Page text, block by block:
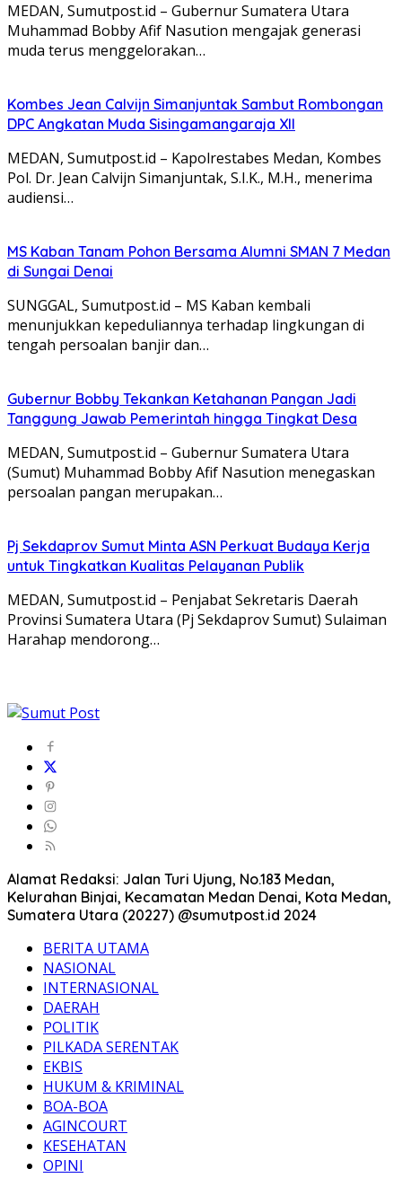
MEDAN, Sumutpost.id – Gubernur Sumatera Utara
Muhammad Bobby Afif Nasution mengajak generasi
muda terus menggelorakan…
Kombes Jean Calvijn Simanjuntak Sambut Rombongan
DPC Angkatan Muda Sisingamangaraja XII
MEDAN, Sumutpost.id – Kapolrestabes Medan, Kombes
Pol. Dr. Jean Calvijn Simanjuntak, S.I.K., M.H., menerima
audiensi…
MS Kaban Tanam Pohon Bersama Alumni SMAN 7 Medan
di Sungai Denai
SUNGGAL, Sumutpost.id – MS Kaban kembali
menunjukkan kepeduliannya terhadap lingkungan di
tengah persoalan banjir dan…
Gubernur Bobby Tekankan Ketahanan Pangan Jadi
Tanggung Jawab Pemerintah hingga Tingkat Desa
MEDAN, Sumutpost.id – Gubernur Sumatera Utara
(Sumut) Muhammad Bobby Afif Nasution menegaskan
persoalan pangan merupakan…
Pj Sekdaprov Sumut Minta ASN Perkuat Budaya Kerja
untuk Tingkatkan Kualitas Pelayanan Publik
MEDAN, Sumutpost.id – Penjabat Sekretaris Daerah
Provinsi Sumatera Utara (Pj Sekdaprov Sumut) Sulaiman
Harahap mendorong…
Alamat Redaksi: Jalan Turi Ujung, No.183 Medan,
Kelurahan Binjai, Kecamatan Medan Denai, Kota Medan,
Sumatera Utara (20227) @sumutpost.id 2024
BERITA UTAMA
NASIONAL
INTERNASIONAL
DAERAH
POLITIK
PILKADA SERENTAK
EKBIS
HUKUM & KRIMINAL
BOA-BOA
AGINCOURT
KESEHATAN
OPINI